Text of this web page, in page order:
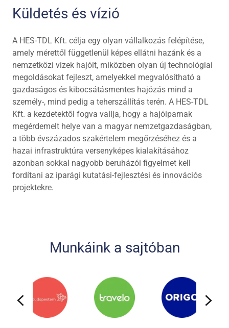
Küldetés és vízió
A HES-TDL Kft. célja egy olyan vállalkozás felépítése,
amely mérettől függetlenül képes ellátni hazánk és a
nemzetközi vizek hajóit, miközben olyan új technológiai
megoldásokat fejleszt, amelyekkel megvalósítható a
gazdaságos és kibocsátásmentes hajózás mind a
személy-, mind pedig a teherszállítás terén. A HES-TDL
Kft. a kezdetektől fogva vallja, hogy a hajóiparnak
megérdemelt helye van a magyar nemzetgazdaságban,
a több évszázados szakértelem megőrzéséhez és a
hazai infrastruktúra versenyképes kialakításához
azonban sokkal nagyobb beruházói figyelmet kell
fordítani az iparági kutatási-fejlesztési és innovációs
projektekre.
Munkáink a sajtóban